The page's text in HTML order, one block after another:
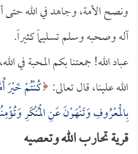
ونصح الأمة، وجاهد في الله حتى
آله وصحبه وسلم تسليماً كثيراً.
عباد الله! جمعتنا بكم المحبة في
الله علينا، قال تعالى: كُنْتُمْ
بِالْمَعْرُوفِ وَتَنْهَوْنَ عَنِ الْمُنْكَرِ
قرية تحارب الله وتعصيه